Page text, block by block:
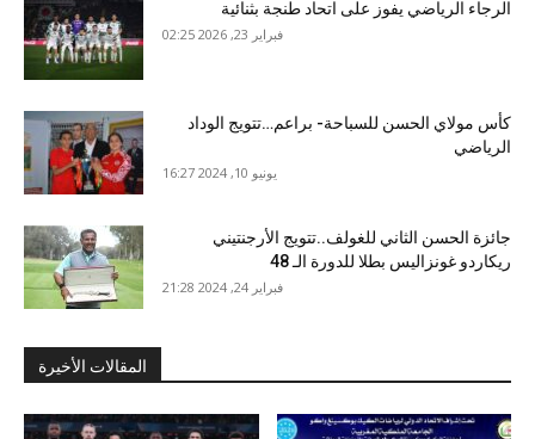
الرجاء الرياضي يفوز على اتحاد طنجة بثنائية
فبراير 23, 2026 02:25
كأس مولاي الحسن للسباحة- براعم…تتويج الوداد
الرياضي
يونيو 10, 2024 16:27
جائزة الحسن الثاني للغولف..تتويج الأرجنتيني
ريكاردو غونزاليس بطلا للدورة الـ 48
فبراير 24, 2024 21:28
المقالات الأخيرة